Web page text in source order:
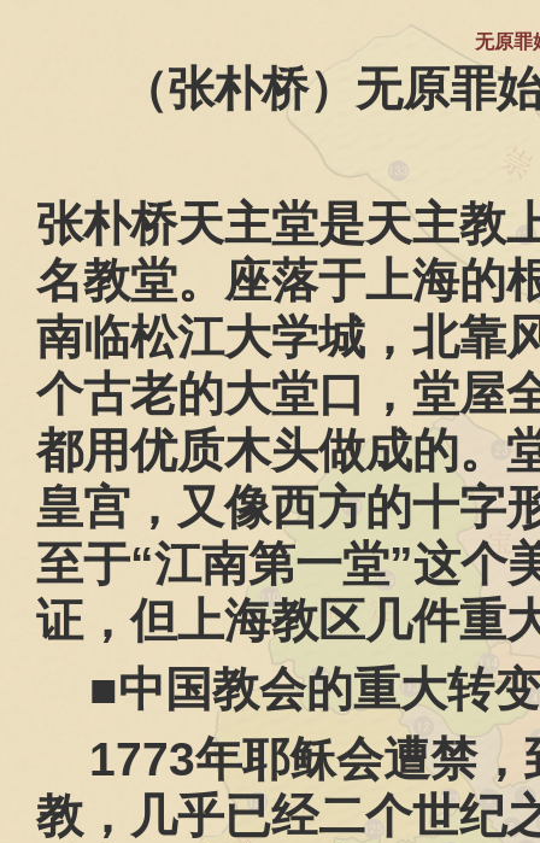
无原罪
（张朴桥）无原
张朴桥天主堂是天主教
名教堂。座落于上海
南临松江大学城，北靠
个古老的大堂口，堂屋
都用优质木头做成的。
皇宫，又像西方的十字
至于“江南第一堂”这个
证，但上海教区几件重
■中国教会的重大转变
1773年耶稣会遭禁
教，几乎已经二个世纪